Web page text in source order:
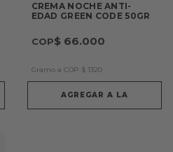
CREMA NOCHE ANTI-
EDAD GREEN CODE 50GR
$ 66.000
Gramo a COP $ 1320
AGREGAR A LA